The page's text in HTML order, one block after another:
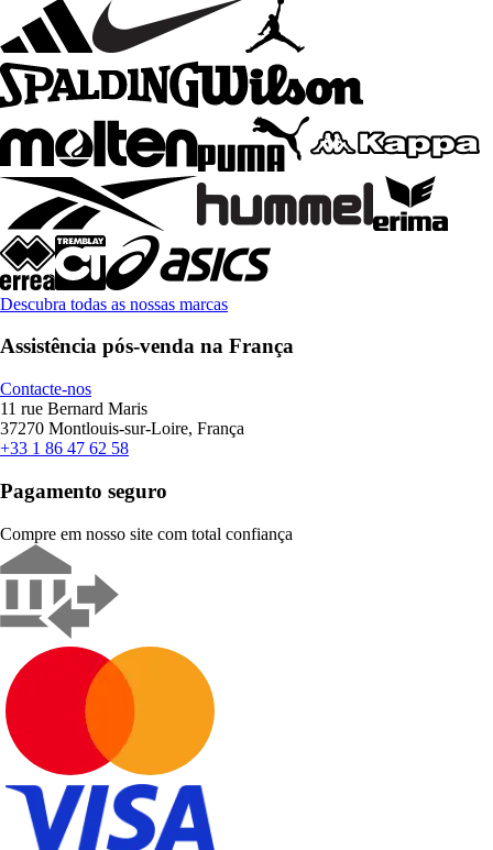
Descubra todas as nossas marcas
Assistência pós-venda na França
Contacte-nos
11 rue Bernard Maris
37270 Montlouis-sur-Loire, França
+33 1 86 47 62 58
Pagamento seguro
Compre em nosso site com total confiança